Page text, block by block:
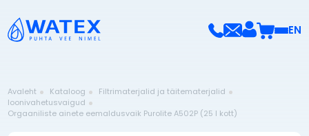
EN
Avaleht Kataloog
Filtrimaterjalid ja täitematerjalid
Ioonivahetusvaigud
Orgaaniliste ainete eemaldusvaik Purolite A502P (25 l kott)